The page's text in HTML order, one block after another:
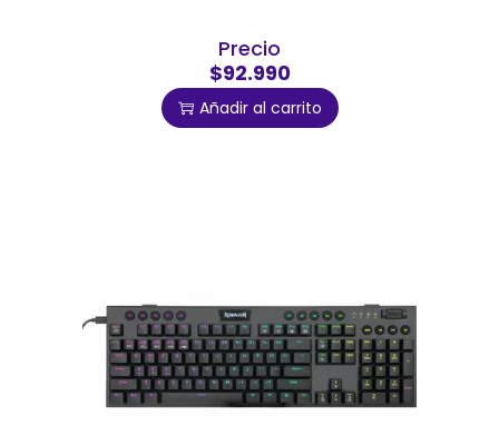
Precio
$92.990
Añadir al carrito